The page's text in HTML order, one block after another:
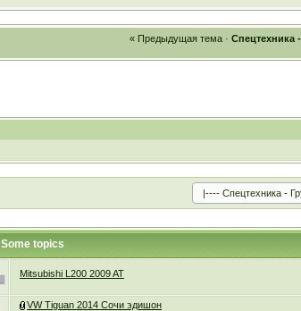
« Предыдущая тема ·Спецтехника
Some topics
Mitsubishi L200 2009 AT
VW Tiguan 2014 Сочи эдишон